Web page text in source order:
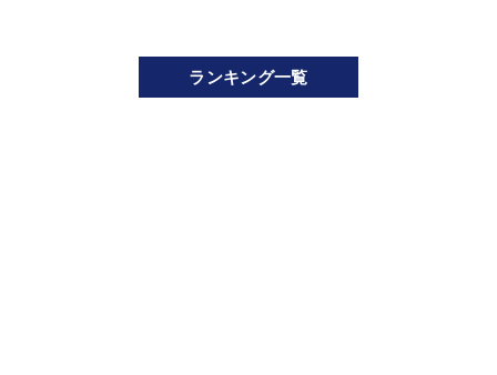
ランキング一覧